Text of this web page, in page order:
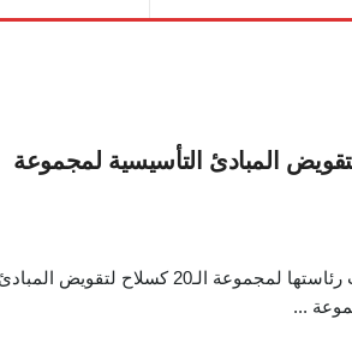
المبادئ التأسيسية لمجموعة
قال البيت الأبيض إن جنوب إفريقيا استغلت رئاستها لمجموعة الـ20 كسلاح لتقويض المبادئ